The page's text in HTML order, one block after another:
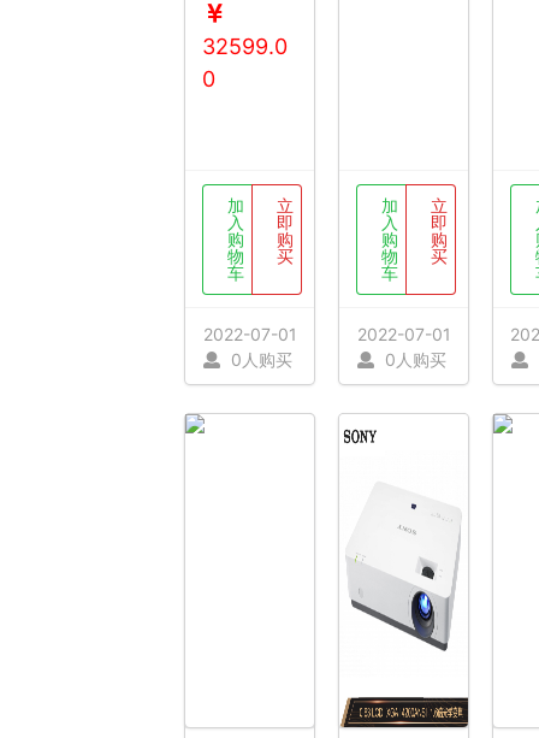
32599.0
0
加
入
购
物
车
立
即
购
买
2022-07-01
0人购买
加
入
购
物
车
立
即
购
买
2022-07-01
0人购买